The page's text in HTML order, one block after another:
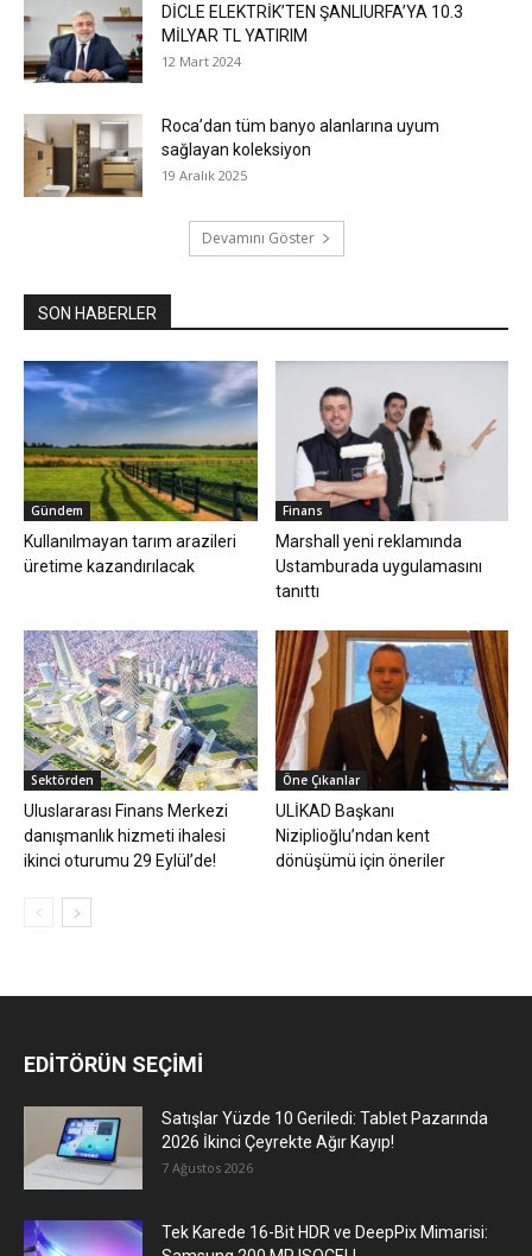
DİCLE ELEKTRİK’TEN ŞANLIURFA’YA 10.3
MİLYAR TL YATIRIM
12 Mart 2024
Roca’dan tüm banyo alanlarına uyum
sağlayan koleksiyon
19 Aralık 2025
Devamını Göster
SON HABERLER
Gündem
Kullanılmayan tarım arazileri
üretime kazandırılacak
Finans
Marshall yeni reklamında
Ustamburada uygulamasını
tanıttı
Sektörden
Uluslararası Finans Merkezi
danışmanlık hizmeti ihalesi
ikinci oturumu 29 Eylül’de!
Öne Çıkanlar
ULİKAD Başkanı
Niziplioğlu’ndan kent
dönüşümü için öneriler
EDİTÖRÜN SEÇİMİ
Satışlar Yüzde 10 Geriledi: Tablet Pazarında
2026 İkinci Çeyrekte Ağır Kayıp!
7 Ağustos 2026
Tek Karede 16-Bit HDR ve DeepPix Mimarisi: